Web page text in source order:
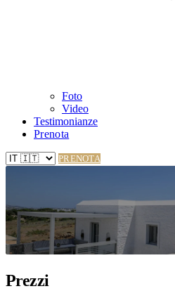
Foto
Video
Testimonianze
Prenota
PRENOTA
Prezzi